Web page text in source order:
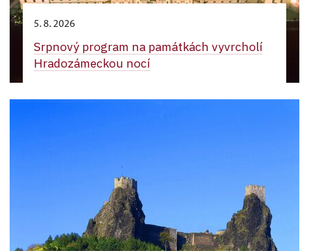
5. 8. 2026
Srpnový program na památkách vyvrcholí
Hradozámeckou nocí